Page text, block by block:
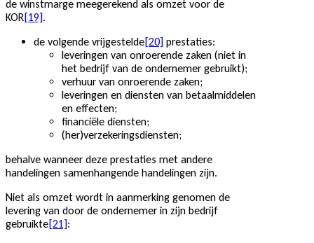
de winstmarge meegerekend als omzet voor de
KOR[19].
de volgende vrijgestelde[20] prestaties:
leveringen van onroerende zaken (niet in
het bedrijf van de ondernemer gebruikt);
verhuur van onroerende zaken;
leveringen en diensten van betaalmiddelen
en effecten;
financiële diensten;
(her)verzekeringsdiensten;
behalve wanneer deze prestaties met andere
handelingen samenhangende handelingen zijn.
Niet als omzet wordt in aanmerking genomen de
levering van door de ondernemer in zijn bedrijf
gebruikte[21]: